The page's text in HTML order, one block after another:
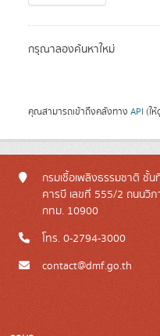
กรุณาลองค้นหาใหม่
คุณสามารถเข้าถึงคลังทาง API (ให้
กรมเชื้อเพลิงธรรมชาติ ชั้
คารบี เลขที่ 555/2 ถนนวิ
กทม. 10900
โทร. 0-2794-3000
contact@dmf.go.th